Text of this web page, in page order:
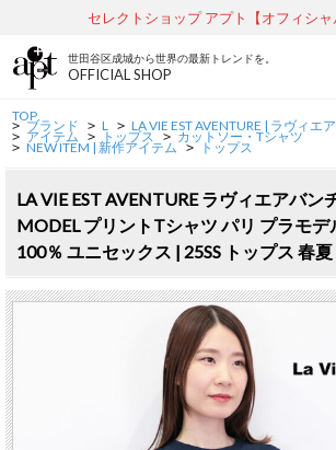
セレクトショップ アプト【オフィシャ
世田谷区成城から世界の最新トレンドを。
OFFICIAL SHOP
TOP
> ブランド > L > LA VIE EST AVENTURE | ラヴィエ
> アイテム > トップス > カットソー・Tシャツ
> NEW ITEM | 新作アイテム > トップス
LA VIE EST AVENTURE ラヴィエアバン
MODEL プリントTシャツ パリ プラモデ
100％ ユニセックス | 25SS トップス 春夏